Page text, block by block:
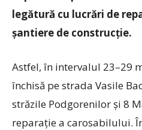
legătură cu lucrări de
șantiere de construcție.
Astfel, în intervalul 23–29
închisă pe strada Vasile
străzile Podgorenilor și 8
reparație a carosabilului.